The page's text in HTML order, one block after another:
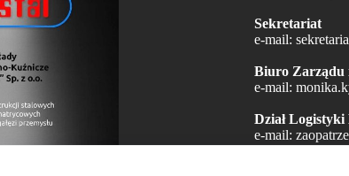
Sekretariat
e-mail:
Biuro Zarządu
e-mail:
Dział Logistyki
e-mail: